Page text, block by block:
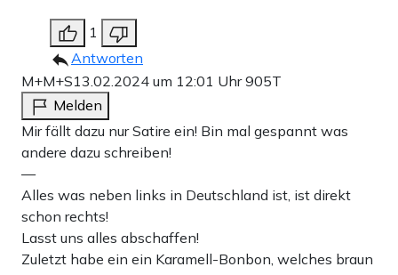
1
Antworten
M+M+S13.02.2024 um 12:01 Uhr905T
Melden
Mir fällt dazu nur Satire ein! Bin mal gespannt was
andere dazu schreiben!
—
Alles was neben links in Deutschland ist, ist direkt
schon rechts!
Lasst uns alles abschaffen!
Zuletzt habe ein ein Karamell-Bonbon, welches braun